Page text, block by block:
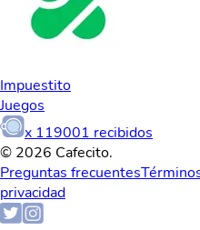
Impuestito
Juegos
x 119001 recibidos
© 2026 Cafecito.
Preguntas frecuentes
privacidad